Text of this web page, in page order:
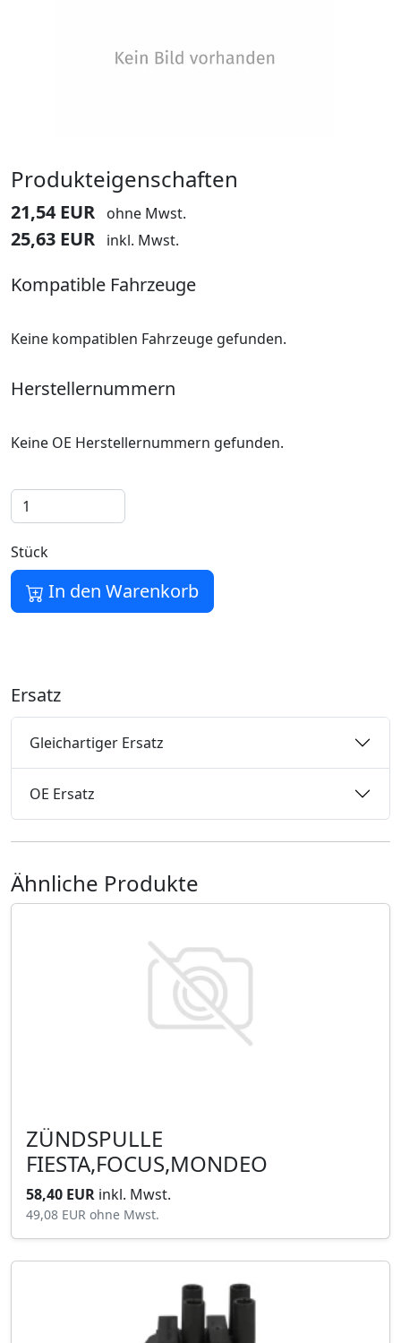
Produkteigenschaften
21,54 EUR ohne Mwst.
25,63 EUR inkl. Mwst.
Kompatible Fahrzeuge
Keine kompatiblen Fahrzeuge gefunden.
Herstellernummern
Keine OE Herstellernummern gefunden.
Stück
In den Warenkorb
Ersatz
Gleichartiger Ersatz
OE Ersatz
Ähnliche Produkte
ZÜNDSPULLE
FIESTA,FOCUS,MONDEO
58,40 EUR inkl. Mwst.
49,08 EUR ohne Mwst.